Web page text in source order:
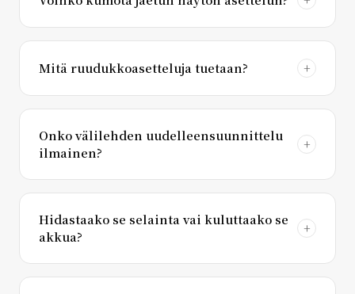
Mitä ruudukkoasetteluja tuetaan?
Onko välilehden uudelleensuunnittelu
ilmainen?
Hidastaako se selainta vai kuluttaako se
akkua?